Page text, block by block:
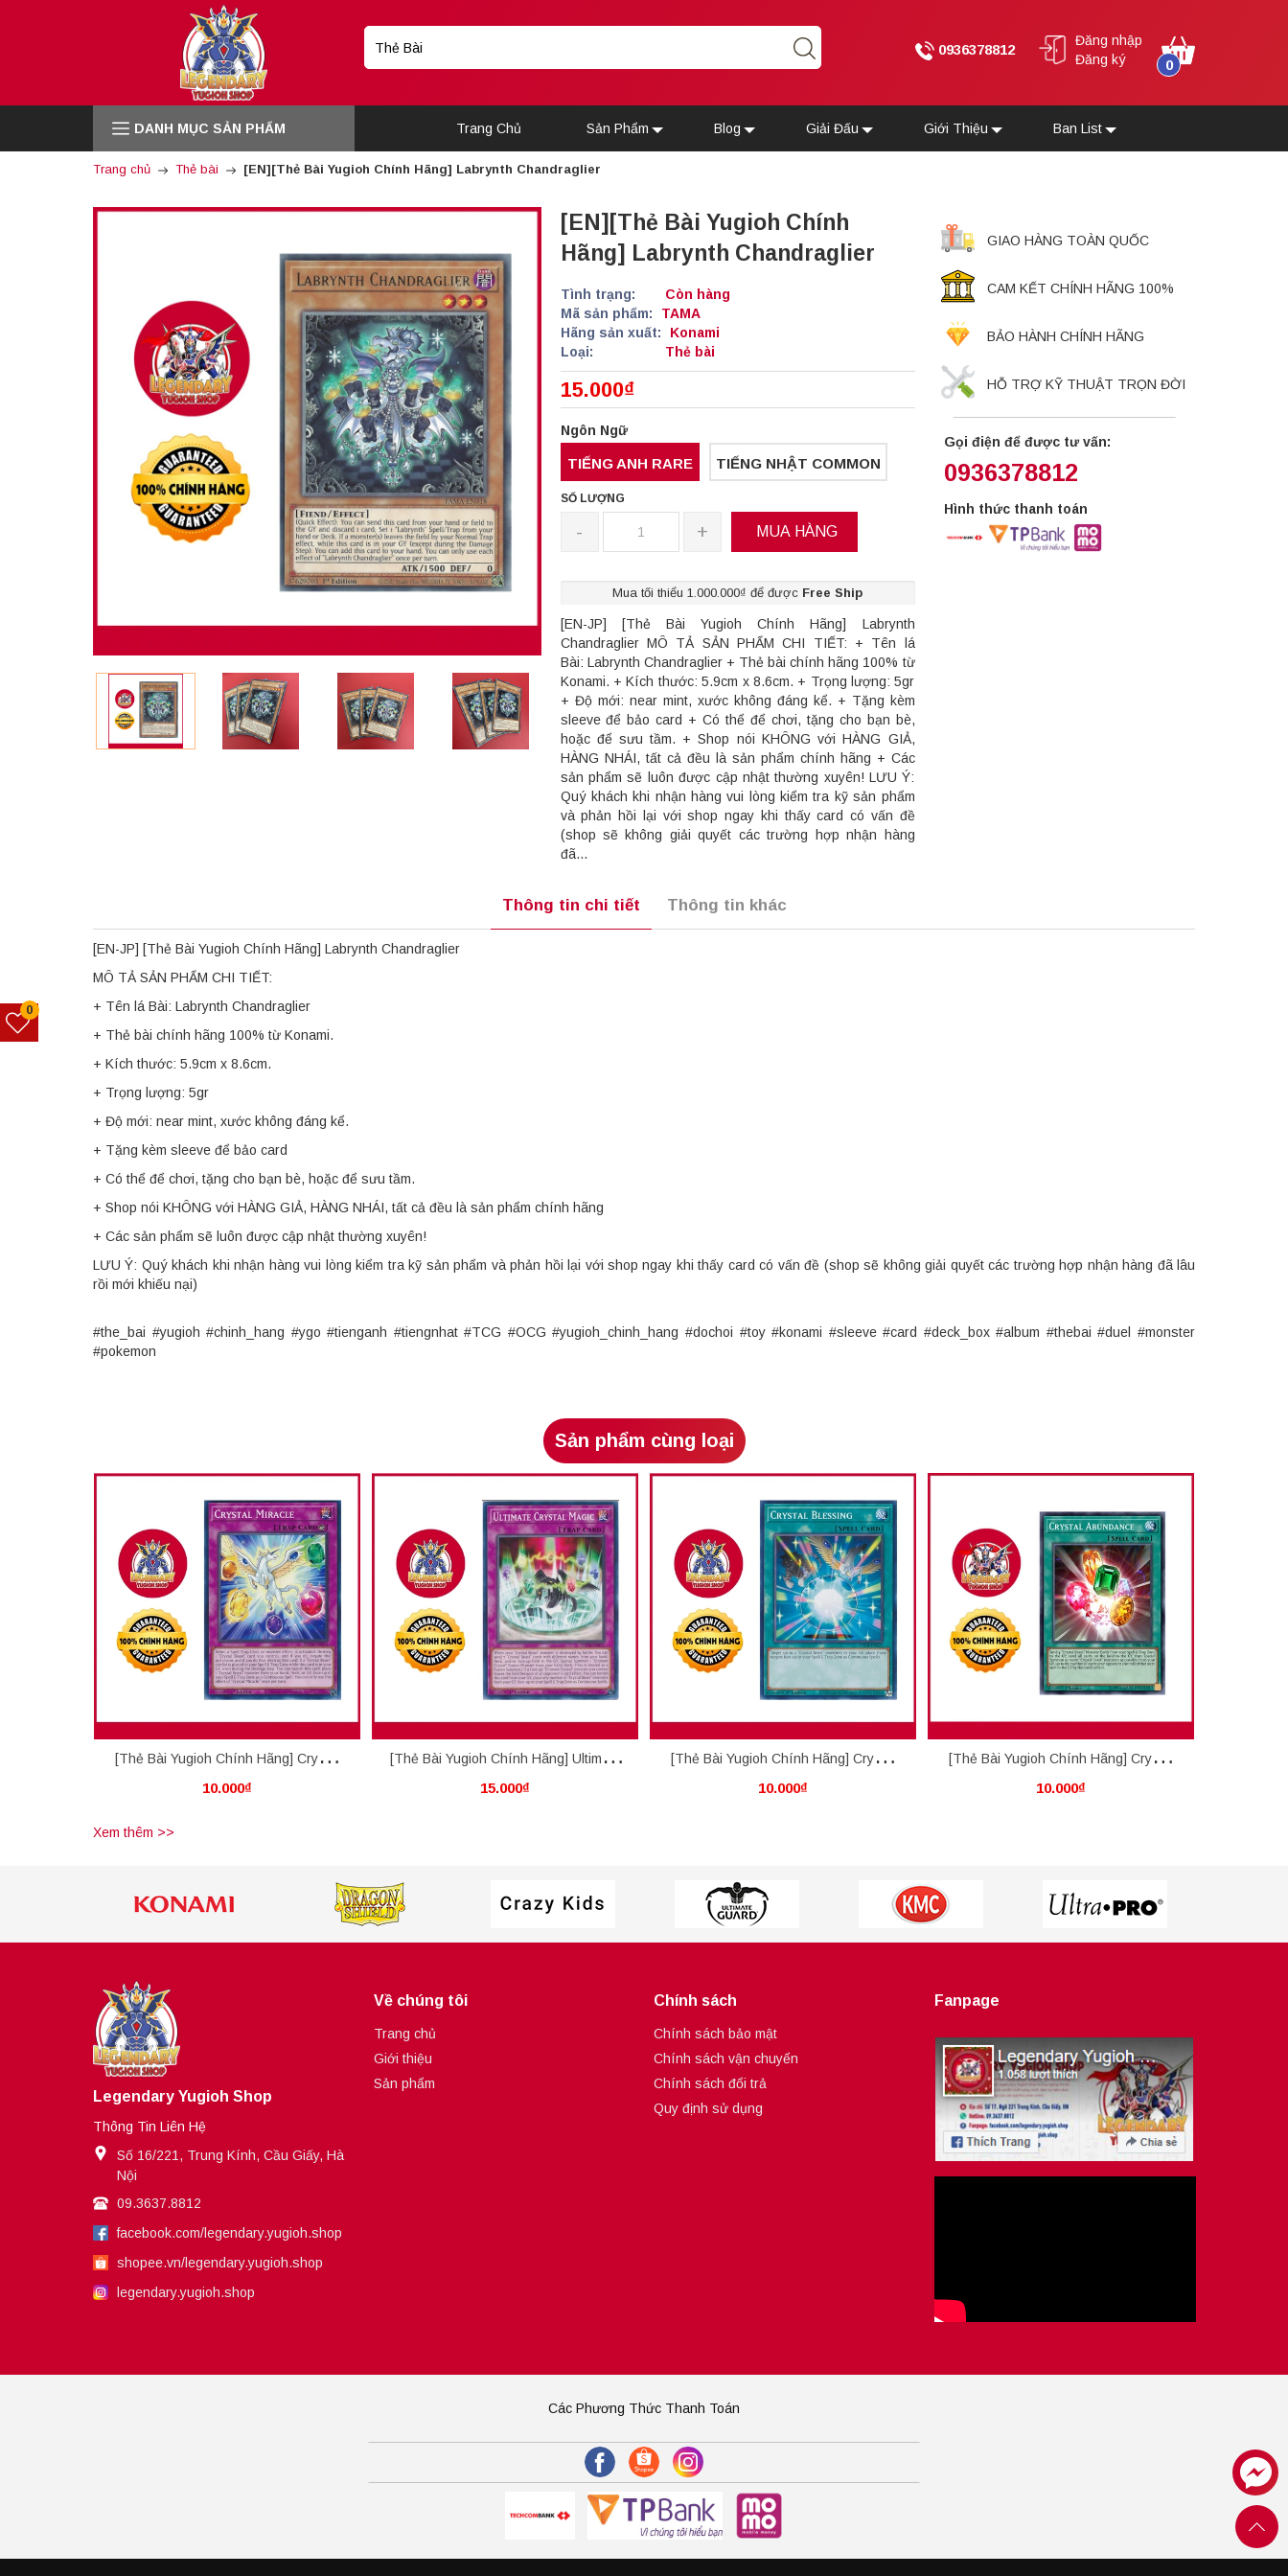
0936378812
Đăng nhập
Đăng ký
0
DANH MỤC SẢN PHẨM Trang Chủ Sản Phẩm Blog Giải Đấu Giới Thiệu Ban List
Trang chủ Thẻ bài [EN][Thẻ Bài Yugioh Chính Hãng] Labrynth Chandraglier
[EN][Thẻ Bài Yugioh Chính
Hãng] Labrynth Chandraglier
Tình trạng:
Còn hàng
Mã sản phẩm:
TAMA
Hãng sản xuất:
Konami
Loại:
Thẻ bài
15.000₫
Ngôn Ngữ
TIẾNG ANH RARE TIẾNG NHẬT COMMON
SỐ LƯỢNG
- + MUA HÀNG
Mua tối thiểu 1.000.000₫ để được Free Ship
[EN-JP] [Thẻ Bài Yugioh Chính Hãng] Labrynth
Chandraglier MÔ TẢ SẢN PHẨM CHI TIẾT: + Tên lá
Bài: Labrynth Chandraglier + Thẻ bài chính hãng 100% từ
Konami. + Kích thước: 5.9cm x 8.6cm. + Trọng lượng: 5gr
+ Độ mới: near mint, xước không đáng kể. + Tặng kèm
sleeve để bảo card + Có thể để chơi, tặng cho bạn bè,
hoặc để sưu tầm. + Shop nói KHÔNG với HÀNG GIẢ,
HÀNG NHÁI, tất cả đều là sản phẩm chính hãng + Các
sản phẩm sẽ luôn được cập nhật thường xuyên! LƯU Ý:
Quý khách khi nhận hàng vui lòng kiểm tra kỹ sản phẩm
và phản hồi lại với shop ngay khi thấy card có vấn đề
(shop sẽ không giải quyết các trường hợp nhận hàng
đã...
GIAO HÀNG TOÀN QUỐC
CAM KẾT CHÍNH HÃNG 100%
BẢO HÀNH CHÍNH HÃNG
HỖ TRỢ KỸ THUẬT TRỌN ĐỜI
Gọi điện để được tư vấn:
0936378812
Hình thức thanh toán
Thông tin chi tiết Thông tin khác
[EN-JP] [Thẻ Bài Yugioh Chính Hãng] Labrynth Chandraglier
MÔ TẢ SẢN PHẨM CHI TIẾT:
+ Tên lá Bài: Labrynth Chandraglier
+ Thẻ bài chính hãng 100% từ Konami.
+ Kích thước: 5.9cm x 8.6cm.
+ Trọng lượng: 5gr
+ Độ mới: near mint, xước không đáng kể.
+ Tặng kèm sleeve để bảo card
+ Có thể để chơi, tặng cho bạn bè, hoặc để sưu tầm.
+ Shop nói KHÔNG với HÀNG GIẢ, HÀNG NHÁI, tất cả đều là sản phẩm chính hãng
+ Các sản phẩm sẽ luôn được cập nhật thường xuyên!
LƯU Ý: Quý khách khi nhận hàng vui lòng kiểm tra kỹ sản phẩm và phản hồi lại với shop ngay khi thấy card có vấn đề (shop sẽ không giải quyết các trường hợp nhận hàng đã lâu
rồi mới khiếu nại)
#the_bai #yugioh #chinh_hang #ygo #tienganh #tiengnhat #TCG #OCG #yugioh_chinh_hang #dochoi #toy #konami #sleeve #card #deck_box #album #thebai #duel #monster
#pokemon
Sản phẩm cùng loại
[Thẻ Bài Yugioh Chính Hãng] Crystal
Miracle
10.000₫
[Thẻ Bài Yugioh Chính Hãng] Ultimate
Crystal Magic
15.000₫
[Thẻ Bài Yugioh Chính Hãng] Crystal
Blessing
10.000₫
[Thẻ Bài Yugioh Chính Hãng] Crystal
Abundance
10.000₫
Xem thêm >>
Legendary Yugioh Shop
Thông Tin Liên Hệ
Số 16/221, Trung Kính, Cầu Giấy, Hà
Nội
09.3637.8812
facebook.com/legendary.yugioh.shop
shopee.vn/legendary.yugioh.shop
legendary.yugioh.shop
Về chúng tôi
Trang chủ
Giới thiệu
Sản phẩm
Chính sách
Chính sách bảo mật
Chính sách vận chuyển
Chính sách đổi trả
Quy định sử dụng
Fanpage
Các Phương Thức Thanh Toán
0